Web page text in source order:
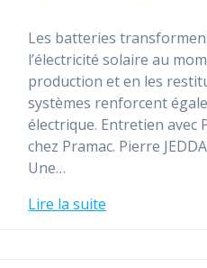
Les batteries
l’électricité solaire au
production et en les
systèmes renforcent
électrique. Entretien avec
chez Pramac. Pierre
Une…
Lire la suite